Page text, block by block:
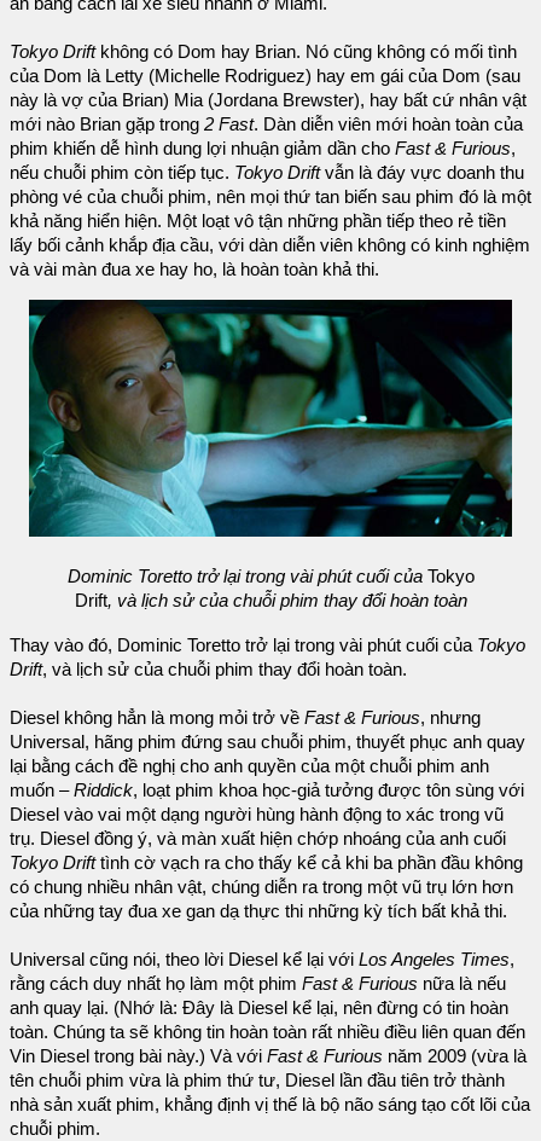
án bằng cách lái xe siêu nhanh ở Miami.
Tokyo Driftkhông có Dom hay Brian. Nó cũng không có mối tình
của Dom là Letty (Michelle Rodriguez) hay em gái của Dom (sau
này là vợ của Brian) Mia (Jordana Brewster), hay bất cứ nhân vật
mới nào Brian gặp trong 2 Fast. Dàn diễn viên mới hoàn toàn của
phim khiến dễ hình dung lợi nhuận giảm dần cho Fast & Furious,
nếu chuỗi phim còn tiếp tục. Tokyo Driftvẫn là đáy vực doanh thu
phòng vé của chuỗi phim, nên mọi thứ tan biến sau phim đó là một
khả năng hiển hiện. Một loạt vô tận những phần tiếp theo rẻ tiền
lấy bối cảnh khắp địa cầu, với dàn diễn viên không có kinh nghiệm
và vài màn đua xe hay ho, là hoàn toàn khả thi.
Dominic Toretto trở lại trong vài phút cuối của Tokyo
Drift, và lịch sử của chuỗi phim thay đổi hoàn toàn
Thay vào đó, Dominic Toretto trở lại trong vài phút cuối của Tokyo
Drift, và lịch sử của chuỗi phim thay đổi hoàn toàn.
Diesel không hẳn là mong mỏi trở về Fast & Furious, nhưng
Universal, hãng phim đứng sau chuỗi phim, thuyết phục anh quay
lại bằng cách đề nghị cho anh quyền của một chuỗi phim anh
muốn –Riddick, loạt phim khoa học-giả tưởng được tôn sùng với
Diesel vào vai một dạng người hùng hành động to xác trong vũ
trụ. Diesel đồng ý, và màn xuất hiện chớp nhoáng của anh cuối
Tokyo Drifttình cờ vạch ra cho thấy kể cả khi ba phần đầu không
có chung nhiều nhân vật, chúng diễn ra trong một vũ trụ lớn hơn
của những tay đua xe gan dạ thực thi những kỳ tích bất khả thi.
Universal cũng nói, theo lời Diesel kể lại với Los Angeles Times,
rằng cách duy nhất họ làm một phim Fast & Furious nữa là nếu
anh quay lại. (Nhớ là: Đây là Diesel kể lại, nên đừng có tin hoàn
toàn. Chúng ta sẽ không tin hoàn toàn rất nhiều điều liên quan đến
Vin Diesel trong bài này.) Và với Fast & Furious năm 2009 (vừa là
tên chuỗi phim vừa là phim thứ tư, Diesel lần đầu tiên trở thành
nhà sản xuất phim, khẳng định vị thế là bộ não sáng tạo cốt lõi của
chuỗi phim.